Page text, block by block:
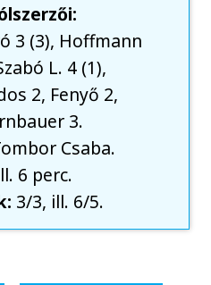
3 (3), Hoffmann
L. 4 (1),
2, Fenyő 2,
3.
Csaba.
6 perc.
3/3, ill. 6/5.